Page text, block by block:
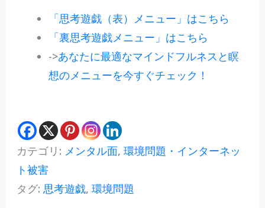
「思考遊戯（表）メニュー」はこちら
「裏思考遊戯メニュー」はこちら
->あなたに最適なマインドフルネスと瞑
想のメニューを今すぐチェック！
カテゴリ: メンタル面, 環境問題・インターネッ
ト被害
タグ: 思考遊戯, 環境問題